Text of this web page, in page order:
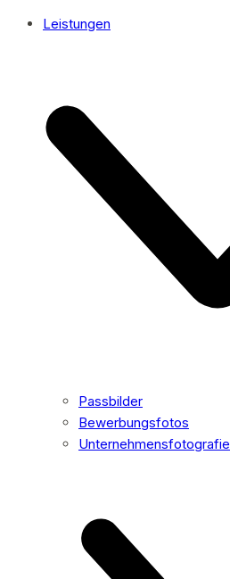
Leistungen
Passbilder
Bewerbungsfotos
Unternehmensfotografie